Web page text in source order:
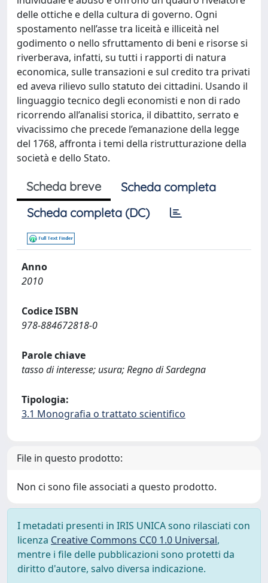
delle ottiche e della cultura di governo. Ogni
spostamento nell’asse tra liceità e illiceità nel
godimento o nello sfruttamento di beni e risorse si
riverberava, infatti, su tutti i rapporti di natura
economica, sulle transazioni e sul credito tra privati
ed aveva rilievo sullo statuto dei cittadini. Usando il
linguaggio tecnico degli economisti e non di rado
ricorrendo all’analisi storica, il dibattito, serrato e
vivacissimo che precede l’emanazione della legge
del 1768, affronta i temi della ristrutturazione della
società e dello Stato.
Scheda breve
Scheda completa
Scheda completa (DC)
Anno
2010
Codice ISBN
978-884672818-0
Parole chiave
tasso di interesse; usura; Regno di Sardegna
Tipologia:
3.1 Monografia o trattato scientifico
File in questo prodotto:
Non ci sono file associati a questo prodotto.
I metadati presenti in IRIS UNICA sono rilasciati con
licenza Creative Commons CC0 1.0 Universal,
mentre i file delle pubblicazioni sono protetti da
diritto d'autore, salvo diversa indicazione.